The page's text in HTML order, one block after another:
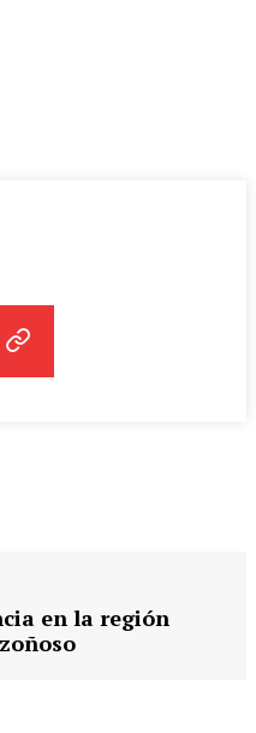
en la región